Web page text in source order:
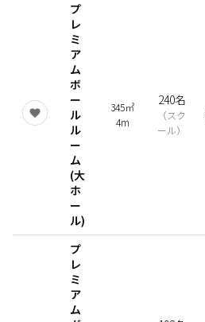
プ
レ
ミ
ア
ム
ボ
ー
ル
ル
ー
ム
(大
ホ
ー
ル)
345㎡
4m
240名
（スク
ール）
プ
レ
ミ
ア
ム